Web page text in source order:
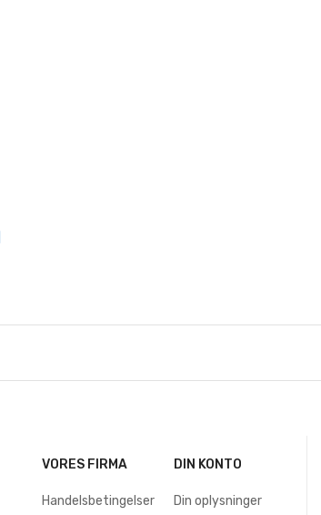
VORES FIRMA
Handelsbetingelser
DIN KONTO
Din oplysninger